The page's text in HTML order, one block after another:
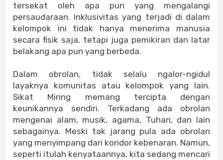
tersekat oleh apa pun yang mengalangi
persaudaraan. Inklusivitas yang terjadi di dalam
kelompok ini tidak hanya menerima manusia
secara fisik saja, tetapi juga pemikiran dan latar
belakang apa pun yang berbeda.
Dalam obrolan, tidak selalu ngalor-ngidul
layaknya komunitas atau kelompok yang lain.
Sikat Miring memang tercipta dengan
keunikannya sendiri. Terkadang ada obrolan
mengenai alam, musik, agama, Tuhan, dan lain
sebagainya. Meski tak jarang pula ada obrolan
yang menyimpang dari koridor kebenaran. Namun,
seperti itulah kenyataannya, kita sedang mencari